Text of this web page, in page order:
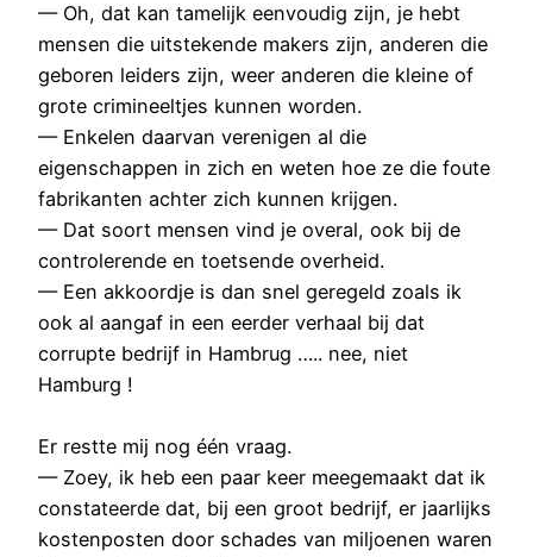
— Oh, dat kan tamelijk eenvoudig zijn, je hebt
mensen die uitstekende makers zijn, anderen die
geboren leiders zijn, weer anderen die kleine of
grote crimineeltjes kunnen worden.
— Enkelen daarvan verenigen al die
eigenschappen in zich en weten hoe ze die foute
fabrikanten achter zich kunnen krijgen.
— Dat soort mensen vind je overal, ook bij de
controlerende en toetsende overheid.
— Een akkoordje is dan snel geregeld zoals ik
ook al aangaf in een eerder verhaal bij dat
corrupte bedrijf in Hambrug ….. nee, niet
Hamburg !
Er restte mij nog één vraag.
— Zoey, ik heb een paar keer meegemaakt dat ik
constateerde dat, bij een groot bedrijf, er jaarlijks
kostenposten door schades van miljoenen waren